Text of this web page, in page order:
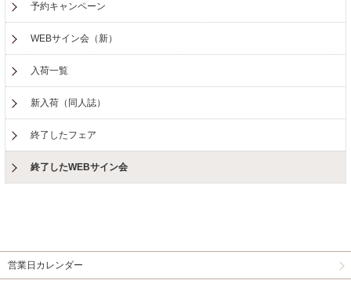
予約キャンペーン
WEBサイン会（新）
入荷一覧
新入荷（同人誌）
終了したフェア
終了したWEBサイン会
営業日カレンダー